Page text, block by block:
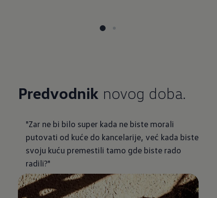
Predvodnik novog doba.
"Zar ne bi bilo super kada ne biste morali
putovati od kuće do kancelarije, već kada biste
svoju kuću premestili tamo gde biste rado
radili?"